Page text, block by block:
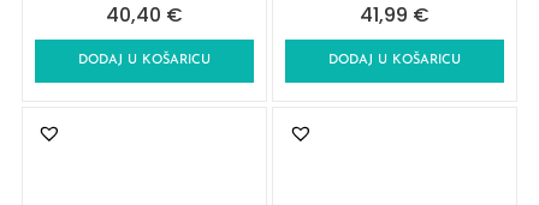
40,40 €
DODAJ U KOŠARICU
41,99 €
DODAJ U KOŠARICU